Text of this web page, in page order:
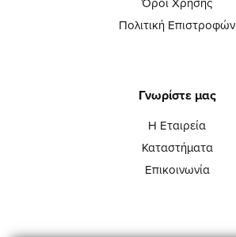
Πολιτική Επιστροφών
Γνωρίστε μας
Η Εταιρεία
Καταστήματα
Επικοινωνία